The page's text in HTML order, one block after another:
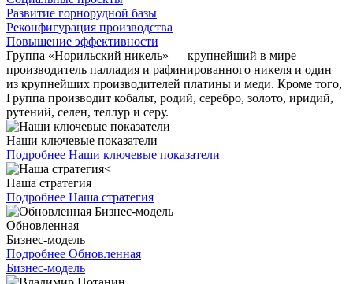
Развитие горнорудной базы
Реконфигурация производства
Повышение эффективности
Группа «Норильский никель» — крупнейший в мире
производитель палладия и рафинированного никеля и один
из крупнейших производителей платины и меди. Кроме того,
Группа производит кобальт, родий, серебро, золото, иридий,
рутений, селен, теллур и серу.
Наши ключевые показатели
Подробнее Наши ключевые показатели
Наша стратегия
Подробнее Наша стратегия
Обновленная
Бизнес-модель
Подробнее Обновленная
Бизнес-модель